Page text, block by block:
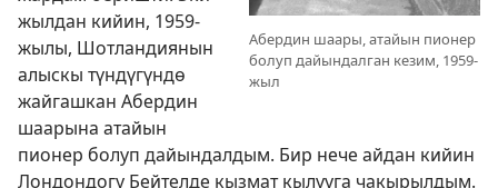
Абердин шаары, атайын пионер
болуп дайындалган кезим, 1959-
жыл
жылдан кийин, 1959-
жылы, Шотландиянын
алыскы түндүгүндө
жайгашкан Абердин
шаарына атайын
пионер болуп дайындалдым. Бир нече айдан кийин
Лондондогу Бейтелде кызмат кылууга чакырылдым.